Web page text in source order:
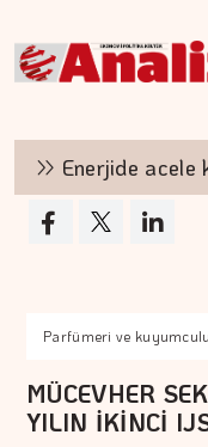
Enerjide acele
Parfümeri ve
MÜCEVHER
YILIN İKİNCİ